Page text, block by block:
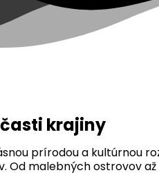
krajiny
prírodou a kultúrnou
malebných ostrovov